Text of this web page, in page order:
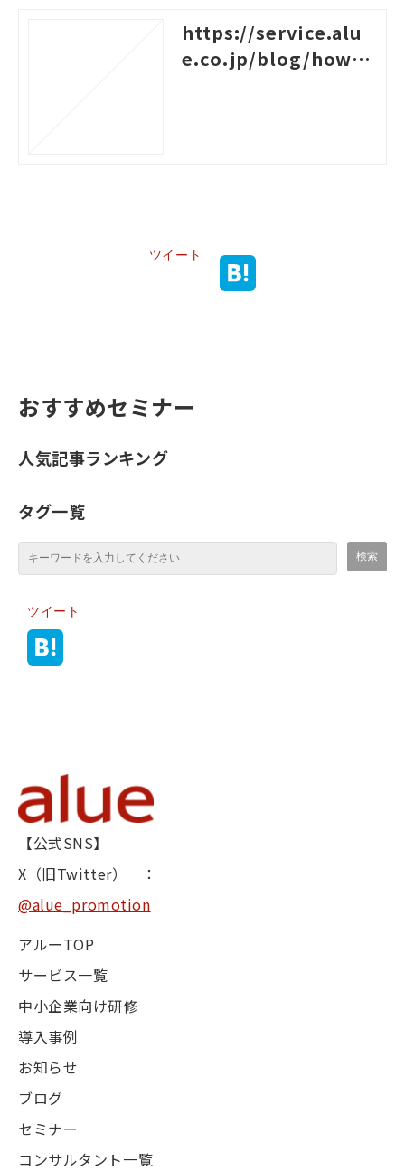
https://service.alu
e.co.jp/blog/how-t
ツイート
おすすめセミナー
人気記事ランキング
タグ一覧
ツイート
【公式SNS】
X（旧Twitter） ：
@alue_promotion
アルーTOP
サービス一覧
中小企業向け研修
導入事例
お知らせ
ブログ
セミナー
コンサルタント一覧